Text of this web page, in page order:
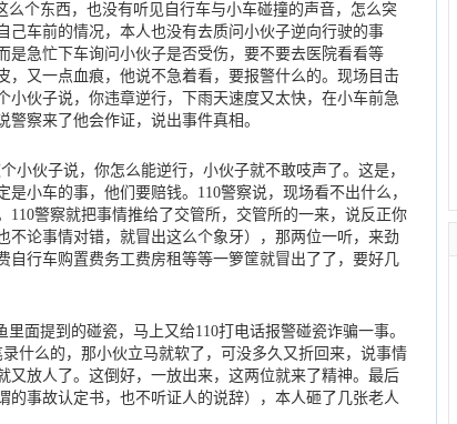
个东西，也没有听见自行车与小车碰撞的声音，怎么突
己车前的情况，本人也没有去质问小伙子逆向行驶的事
是急忙下车询问小伙子是否受伤，要不要去医院看看等
，又一点血痕，他说不急着看，要报警什么的。现场目击
小伙子说，你违章逆行，下雨天速度又太快，在小车前急
察来了他会作证，说出事件真相。
小伙子说，你怎么能逆行，小伙子就不敢吱声了。这是，
小车的事，他们要赔钱。110警察说，现场看不出什么，
警察就把事情推给了交管所，交管所的一来，说反正你
不论事情对错，就冒出这么个象牙），那两位一听，来劲
自行车购置费务工费房租等等一箩筐就冒出了了，要好几
面提到的碰瓷，马上又给110打电话报警碰瓷诈骗一事。
什么的，那小伙立马就软了，可没多久又折回来，说事情
又放人了。这倒好，一放出来，这两位就来了精神。最后
的事故认定书，也不听证人的说辞），本人砸了几张老人